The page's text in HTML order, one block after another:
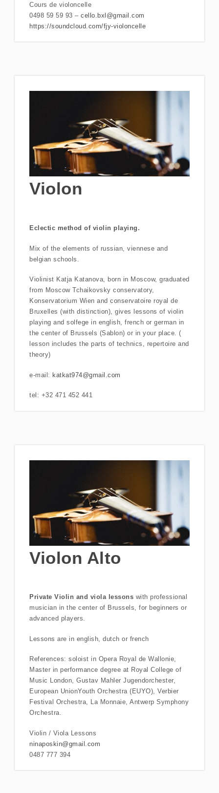
Cours de violoncelle
0498 59 59 93 – cello.bxl@gmail.com
https://soundcloud.com/fjy-violoncelle
Violon
Eclectic method of violin playing.
Mix of the elements of russian, viennese and
belgian schools.
Violinist Katja Katanova, born in Moscow, graduated
from Moscow Tchaikovsky conservatory,
Konservatorium Wien and conservatoire royal de
Bruxelles (with distinction), gives lessons of violin
playing and solfege in english, french or german in
the center of Brussels (Sablon) or in your place. (
lesson includes the parts of technics, repertoire and
theory)
e-mail: katkat974@gmail.com
tel: +32 471 452 441
Violon Alto
Private Violin and viola lessons with professional
musician in the center of Brussels, for beginners or
advanced players.
Lessons are in english, dutch or french
References: soloist in Opera Royal de Wallonie,
Master in performance degree at Royal College of
Music London, Gustav Mahler Jugendorchester,
European UnionYouth Orchestra (EUYO), Verbier
Festival Orchestra, La Monnaie, Antwerp Symphony
Orchestra.
Violin / Viola Lessons
ninaposkin@gmail.com
0487 777 394